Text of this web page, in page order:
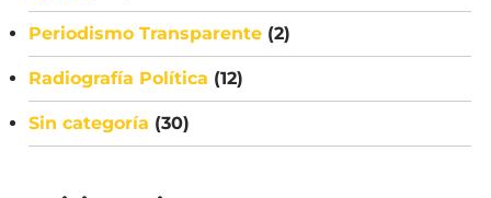
Periodismo Transparente (2)
Radiografía Política (12)
Sin categoría (30)